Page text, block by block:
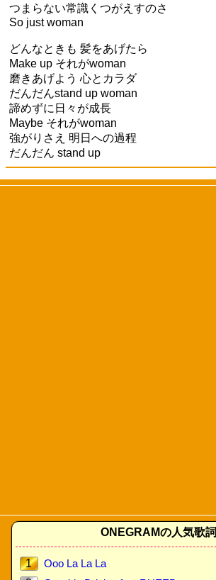
つまらない常識くつがえすのさ
So just woman
どんなときも 髪をあげたら
Make up それがwoman
磨きあげよう 心とカラダ
だんだんstand up woman
諦めずに日々が成長
Maybe それがwoman
強がりさえ 明日への過程
だんだん stand up
ONEGRAMの人気歌詞
1
Ooo La La La